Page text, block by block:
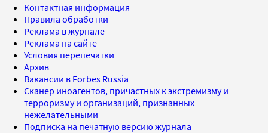
Контактная информация
Правила обработки
Реклама в журнале
Реклама на сайте
Условия перепечатки
Архив
Вакансии в Forbes Russia
Сканер иноагентов, причастных к экстремизму и
терроризму и организаций, признанных
нежелательными
Подписка на печатную версию журнала